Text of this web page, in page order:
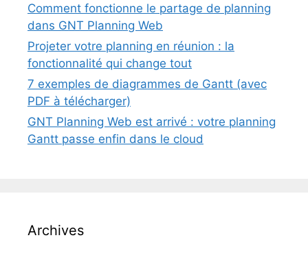
Comment fonctionne le partage de planning
dans GNT Planning Web
Projeter votre planning en réunion : la
fonctionnalité qui change tout
7 exemples de diagrammes de Gantt (avec
PDF à télécharger)
GNT Planning Web est arrivé : votre planning
Gantt passe enfin dans le cloud
Archives